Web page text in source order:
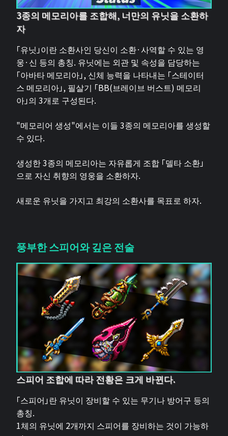
3종의 메모리아를 조합해, 너만의 유닛을 소환하
자
「유닛」이란 소환사인 당신이 소환·사역할 수 있는 영
웅·신 등의 총칭. 유닛에는 외관 및 속성을 담당하는
「아바타 메모리아」, 신체 능력을 나타내는 「스테이터
스 메모리아」, 필살기 「BB(브레이브 버스트) 메모리
아」의 3개로 구성된다.
"메모리어 생성"에서는 이들 3종의 메모리아를 생성할
수 있다.
생성한 3종의 메모리아는 자유롭게 조합 「델타 소환」
으로 자신 취향의 영웅을 소환하자.
새로운 유닛을 가지고 최강의 소환사를 목표로 하자.
풍부한 스피어와 깊은 전술
스피어 조합에 따라 전황은 크게 바뀐다.
「스피어」란 유닛이 장비할 수 있는 무기나 방어구 등의
총칭.
1체의 유닛에 2개까지 스피어를 장비하는 것이 가능하